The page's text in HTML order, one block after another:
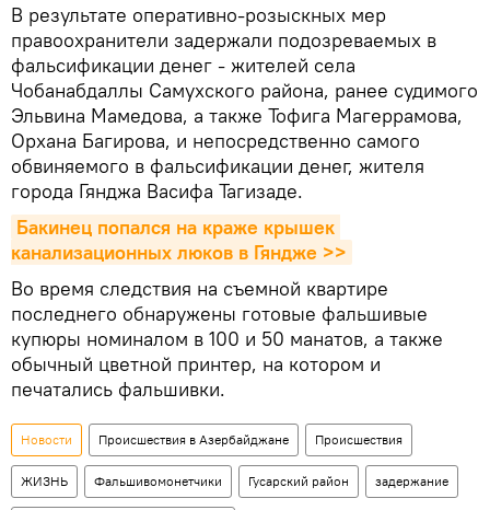
В результате оперативно-розыскных мер
правоохранители задержали подозреваемых в
фальсификации денег - жителей села
Чобанабдаллы Самухского района, ранее судимого
Эльвина Мамедова, а также Тофига Магеррамова,
Орхана Багирова, и непосредственно самого
обвиняемого в фальсификации денег, жителя
города Гянджа Васифа Тагизаде.
Бакинец попался на краже крышек
канализационных люков в Гяндже >>
Во время следствия на съемной квартире
последнего обнаружены готовые фальшивые
купюры номиналом в 100 и 50 манатов, а также
обычный цветной принтер, на котором и
печатались фальшивки.
Новости Происшествия в Азербайджане Происшествия
ЖИЗНЬ Фальшивомонетчики Гусарский район задержание